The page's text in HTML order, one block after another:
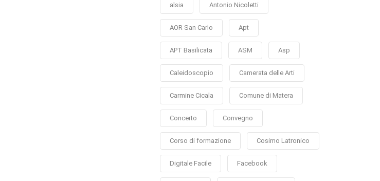
alsia Antonio Nicoletti
AOR San Carlo Apt
APT Basilicata ASM Asp
Caleidoscopio Camerata delle Arti
Carmine Cicala Comune di Matera
Concerto Convegno
Corso di formazione Cosimo Latronico
Digitale Facile Facebook